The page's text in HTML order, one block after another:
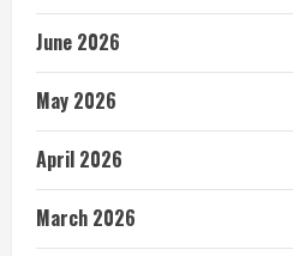
June 2026
May 2026
April 2026
March 2026